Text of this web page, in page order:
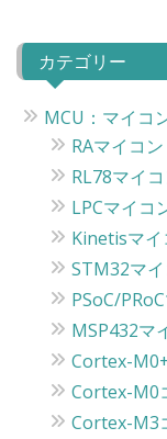
カテゴリー
MCU：マイコ
RAマイコン
RL78マイ
LPCマイコ
Kinetisマイ
STM32マ
PSoC/
MSP432マ
Cortex-
Cortex-M0
Cortex-M3